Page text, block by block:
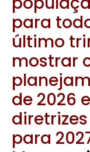
para
último
mostrar
de 2026
para